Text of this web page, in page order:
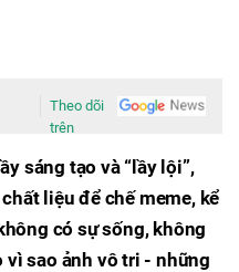
Theo dõi
trên
sáng tạo và “lầy lội”,
liệu để chế meme, kể
có sự sống, không
sao ảnh vô tri - những